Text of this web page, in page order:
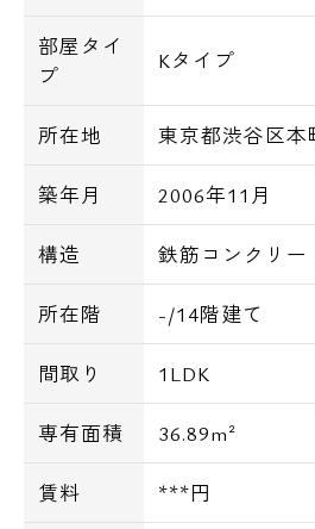
部屋タイ
プ
Kタイプ
所在地 東京都渋谷区
築年月 2006年11月
構造 鉄筋コンクリー
所在階 -/14階建て
間取り 1LDK
専有面積 36.89m²
賃料 ***円